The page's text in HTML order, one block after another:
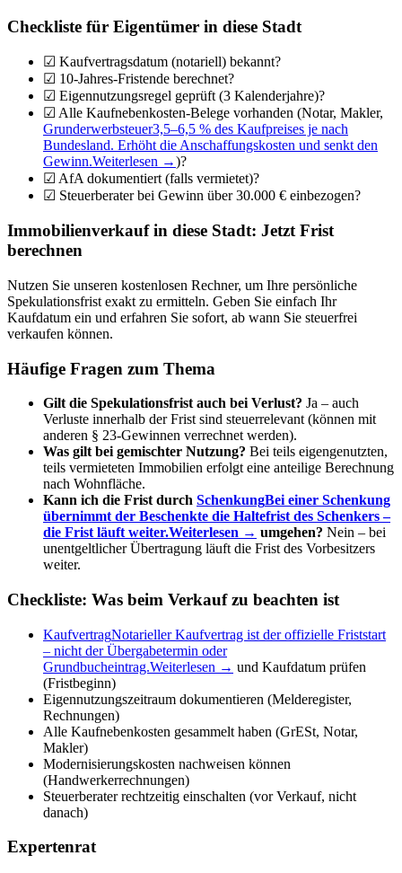
Checkliste für Eigentümer in diese Stadt
☑ Kaufvertragsdatum (notariell) bekannt?
☑ 10-Jahres-Fristende berechnet?
☑ Eigennutzungsregel geprüft (3 Kalenderjahre)?
☑ Alle Kaufnebenkosten-Belege vorhanden (Notar, Makler,
Grunderwerbsteuer3,5–6,5 % des Kaufpreises je nach
Bundesland. Erhöht die Anschaffungskosten und senkt den
Gewinn.Weiterlesen →)?
☑ AfA dokumentiert (falls vermietet)?
☑ Steuerberater bei Gewinn über 30.000 € einbezogen?
Immobilienverkauf in diese Stadt: Jetzt Frist
berechnen
Nutzen Sie unseren kostenlosen Rechner, um Ihre persönliche
Spekulationsfrist exakt zu ermitteln. Geben Sie einfach Ihr
Kaufdatum ein und erfahren Sie sofort, ab wann Sie steuerfrei
verkaufen können.
Häufige Fragen zum Thema
Gilt die Spekulationsfrist auch bei Verlust? Ja – auch
Verluste innerhalb der Frist sind steuerrelevant (können mit
anderen § 23-Gewinnen verrechnet werden).
Was gilt bei gemischter Nutzung? Bei teils eigengenutzten,
teils vermieteten Immobilien erfolgt eine anteilige Berechnung
nach Wohnfläche.
Kann ich die Frist durch SchenkungBei einer Schenkung
übernimmt der Beschenkte die Haltefrist des Schenkers –
die Frist läuft weiter.Weiterlesen → umgehen? Nein – bei
unentgeltlicher Übertragung läuft die Frist des Vorbesitzers
weiter.
Checkliste: Was beim Verkauf zu beachten ist
KaufvertragNotarieller Kaufvertrag ist der offizielle Friststart
– nicht der Übergabetermin oder
Grundbucheintrag.Weiterlesen → und Kaufdatum prüfen
(Fristbeginn)
Eigennutzungszeitraum dokumentieren (Melderegister,
Rechnungen)
Alle Kaufnebenkosten gesammelt haben (GrESt, Notar,
Makler)
Modernisierungskosten nachweisen können
(Handwerkerrechnungen)
Steuerberater rechtzeitig einschalten (vor Verkauf, nicht
danach)
Expertenrat